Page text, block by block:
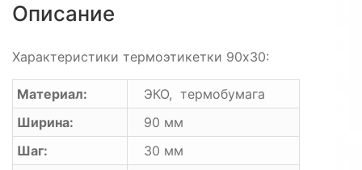
Описание
Характеристики термоэтикетки 90х30:
Материал:
ЭКО, термобумага
Ширина:
90 мм
Шаг:
30 мм